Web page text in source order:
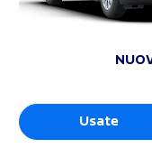
Usate